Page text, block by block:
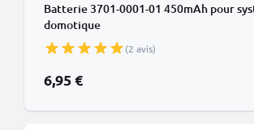
Batterie 3701-0001-01 450mAh pour
domotique
(2 avis)
6,95 €